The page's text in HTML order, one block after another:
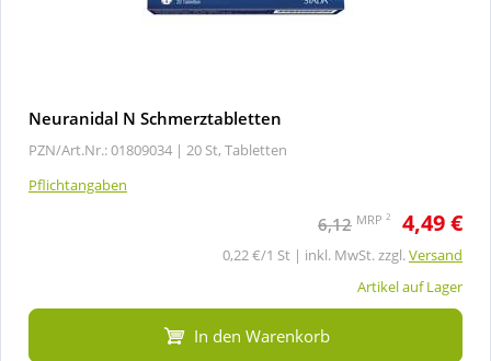
Neuranidal N Schmerztabletten
PZN/Art.Nr.: 01809034 | 20 St, Tabletten
Pflichtangaben
6,12 MRP 2 4,49 €
0,22 €/1 St | inkl. MwSt. zzgl.Versand
Artikel auf Lager
In den Warenkorb